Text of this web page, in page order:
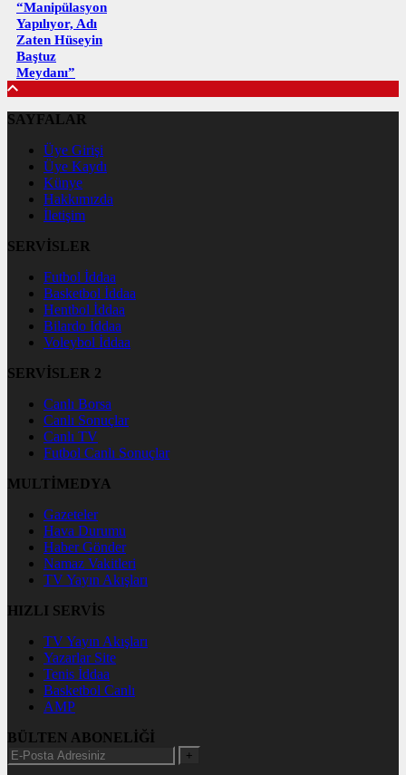
“Manipülasyon
Yapılıyor, Adı
Zaten Hüseyin
Baştuz
Meydanı”
SAYFALAR
Üye Girişi
Üye Kaydı
Künye
Hakkımızda
İletişim
SERVİSLER
Futbol İddaa
Basketbol İddaa
Hentbol İddaa
Bilardo İddaa
Voleybol İddaa
SERVİSLER 2
Canlı Borsa
Canlı Sonuçlar
Canlı TV
Futbol Canlı Sonuçlar
MULTİMEDYA
Gazeteler
Hava Durumu
Haber Gönder
Namaz Vakitleri
TV Yayın Akışları
HIZLI SERVİS
TV Yayın Akışları
Yazarlar Site
Tenis İddaa
Basketbol Canlı
AMP
BÜLTEN ABONELİĞİ
+